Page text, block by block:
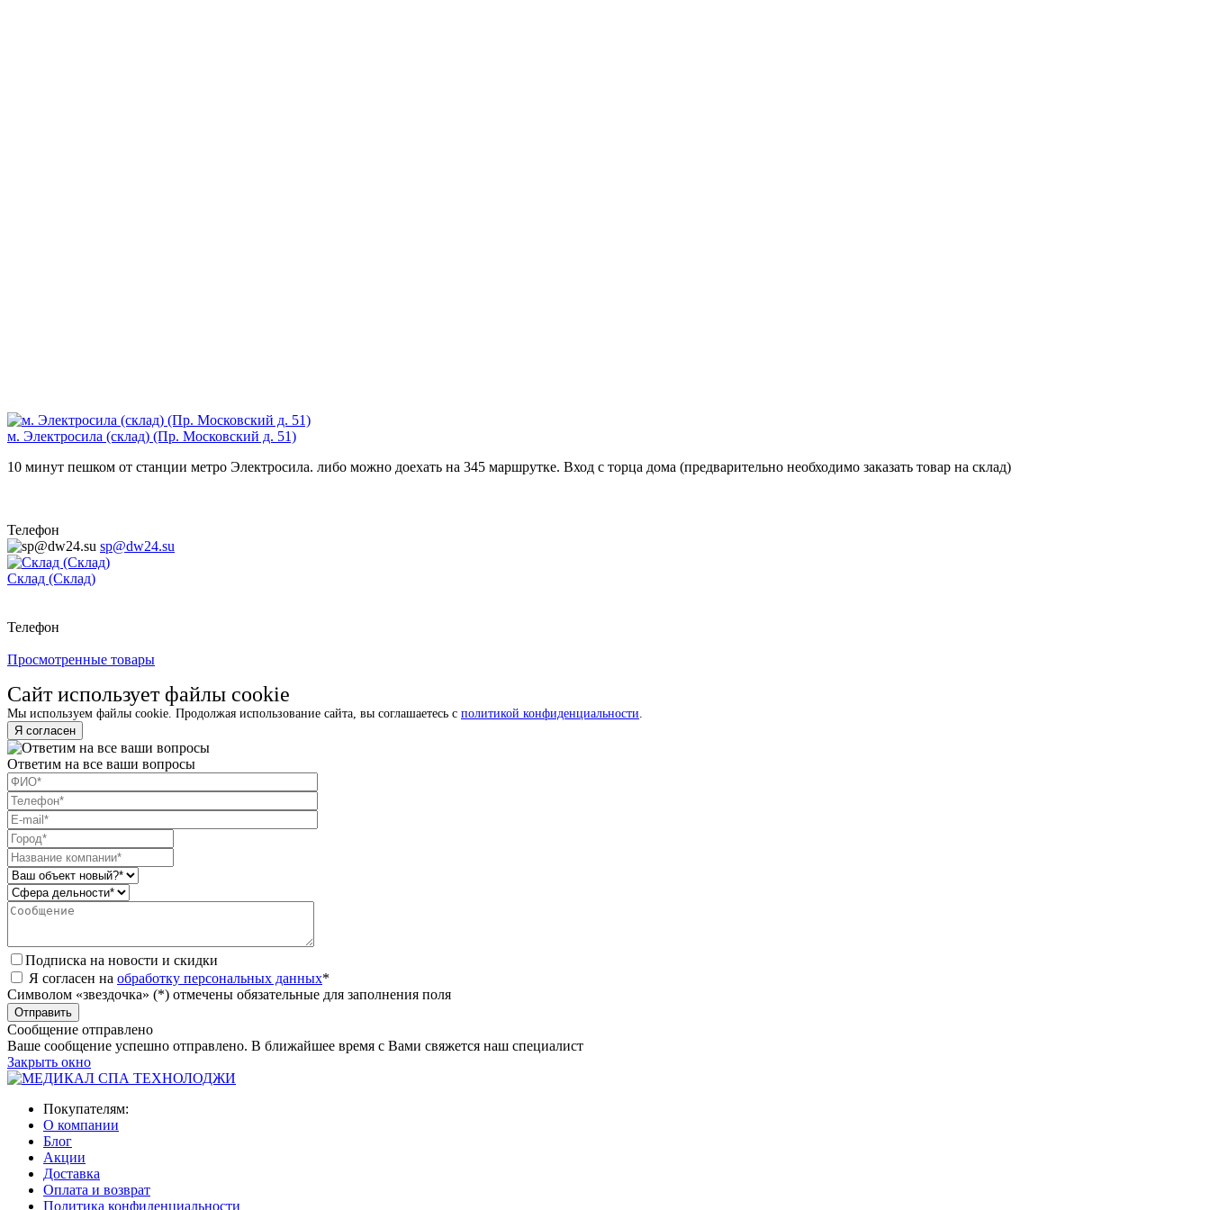
м. Электросила (склад) (Пр. Московский д. 51)
10 минут пешком от станции метро Электросила. либо можно доехать на 345 маршрутке. Вход с торца дома (предварительно необходимо заказать товар на склад)
Телефон
sp@dw24.su
Склад (Склад)
Телефон
Просмотренные товары
Сайт использует файлы cookie
Мы используем файлы cookie. Продолжая использование сайта, вы соглашаетесь с политикой конфиденциальности.
Я согласен
Ответим на все ваши вопросы
Подписка на новости и скидки
Я согласен на обработку персональных данных*
Символом «звездочка» (*) отмечены обязательные для заполнения поля
Сообщение отправлено
Ваше сообщение успешно отправлено. В ближайшее время с Вами свяжется наш специалист
Закрыть окно
Покупателям:
О компании
Блог
Акции
Доставка
Оплата и возврат
Политика конфиденциальности